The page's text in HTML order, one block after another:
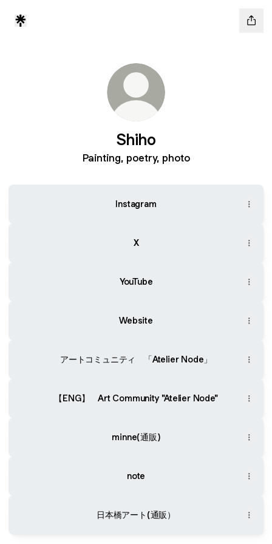
Shiho
Painting, poetry, photo
Instagram
X
YouTube
Website
アートコミュニティ 「Atelier Node」
【ENG】 Art Community "Atelier Node"
minne(通販)
note
日本橋アート(通販）